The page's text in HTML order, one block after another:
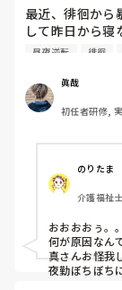
最近、徘徊から
して昨日から
止すると暴力
昼夜逆転 徘徊
眞哉
初任者研修,
のりたま
介護福祉
おおおおぅ。
何が原因なん
真さんお怪我
夜勤ぼちぼち